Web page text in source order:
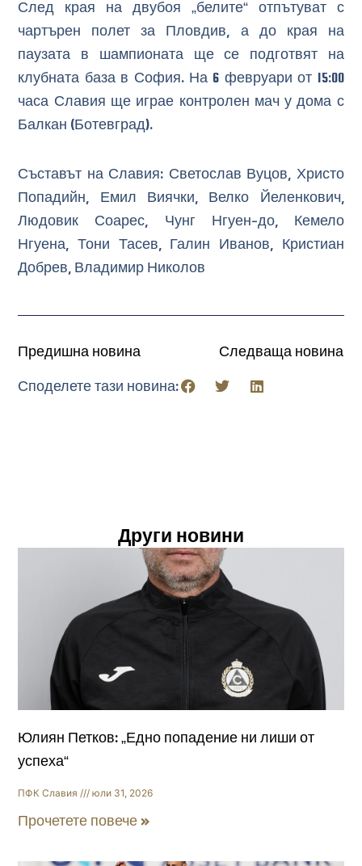
След края на двубоя „белите“ отпътуват с
чартърен полет за Пловдив, а до края на
паузата в шампионата ще се подготвят на
клубната база в София. На 6 февруари от 15:00
часа Славия ще играе контролен мач у дома с
Балкан (Ботевград).
Съставът на Славия: Светослав Вуцов, Христо
Попадийн, Емил Виячки, Велко Йеленкович,
Людовик Соарес, Чунг Нгуен-до, Кемело
Нгуена, Тони Тасев, Галин Иванов, Кристиан
Добрев, Владимир Николов
Предишна новина Следваща новина
Споделете тази новина:
Други новини
Юлиян Петков: „Едно попадение ни лиши от
успеха“
ПФК Славия юли 31, 2026
Прочетете повече »